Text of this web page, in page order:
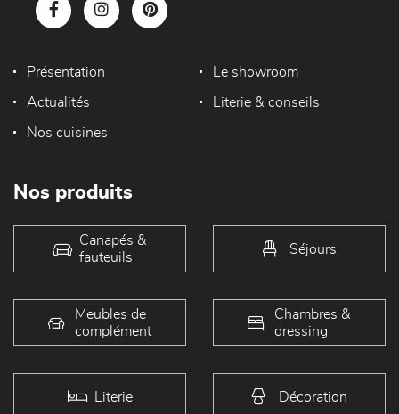
Présentation Le showroom
Actualités Literie & conseils
Nos cuisines
Nos produits
Canapés &
fauteuils
Séjours
Meubles de
complément
Chambres &
dressing
Literie Décoration